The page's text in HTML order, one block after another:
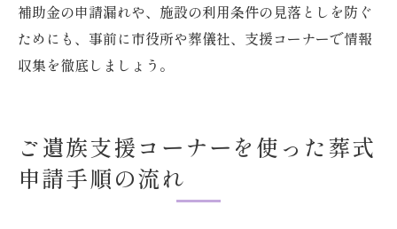
補助金の申請漏れや、施設の利用条件の見落としを防ぐ
ためにも、事前に市役所や葬儀社、支援コーナーで情報
収集を徹底しましょう。
ご遺族支援コーナーを使った葬式
申請手順の流れ